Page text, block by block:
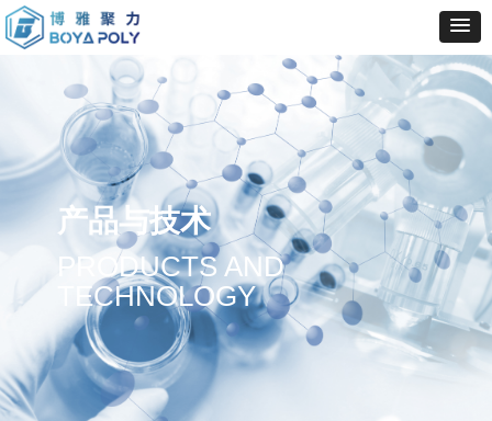
产品与技术
PRODUCTS AND
TECHNOLOGY